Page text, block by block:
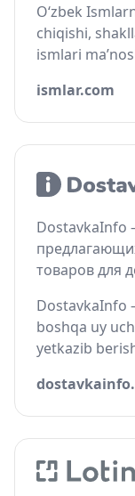
O‘zbek
chiqishi,
ismlari
ismlar.com
DostavkaInfo
товаров для
DostavkaInfo
boshqa uy
yetkazib